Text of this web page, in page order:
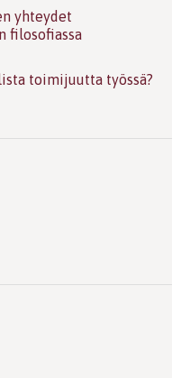
yhteydet
filosofiassa
toimijuutta työssä?